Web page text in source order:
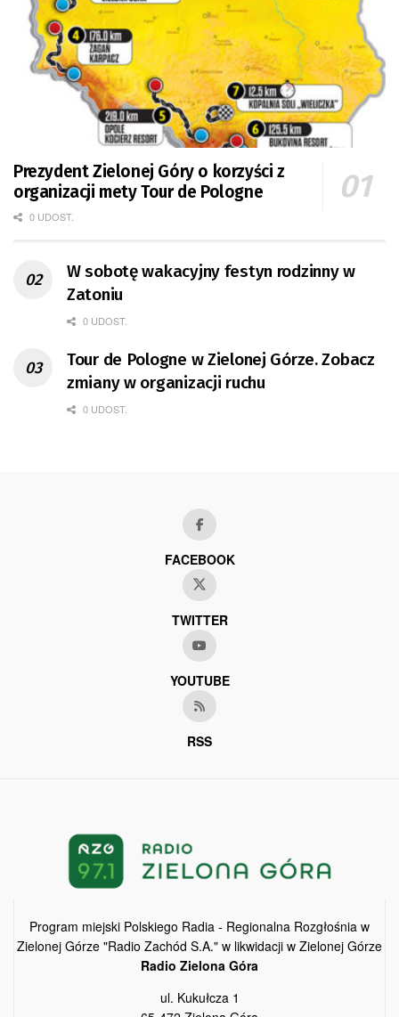
Prezydent Zielonej Góry o korzyści z
organizacji mety Tour de Pologne
0 UDOST.
W sobotę wakacyjny festyn rodzinny w
Zatoniu
0 UDOST.
Tour de Pologne w Zielonej Górze. Zobacz
zmiany w organizacji ruchu
0 UDOST.
FACEBOOK
TWITTER
YOUTUBE
RSS
Program miejski Polskiego Radia - Regionalna Rozgłośnia w
Zielonej Górze "Radio Zachód S.A." w likwidacji w Zielonej Górze
Radio Zielona Góra
ul. Kukułcza 1